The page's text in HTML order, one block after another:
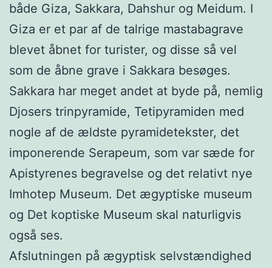
både Giza, Sakkara, Dahshur og Meidum. I
Giza er et par af de talrige mastabagrave
blevet åbnet for turister, og disse så vel
som de åbne grave i Sakkara besøges.
Sakkara har meget andet at byde på, nemlig
Djosers trinpyramide, Tetipyramiden med
nogle af de ældste pyramidetekster, det
imponerende Serapeum, som var sæde for
Apistyrenes begravelse og det relativt nye
Imhotep Museum. Det ægyptiske museum
og Det koptiske Museum skal naturligvis
også ses.
Afslutningen på ægyptisk selvstændighed